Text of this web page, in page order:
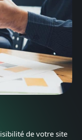
de votre site